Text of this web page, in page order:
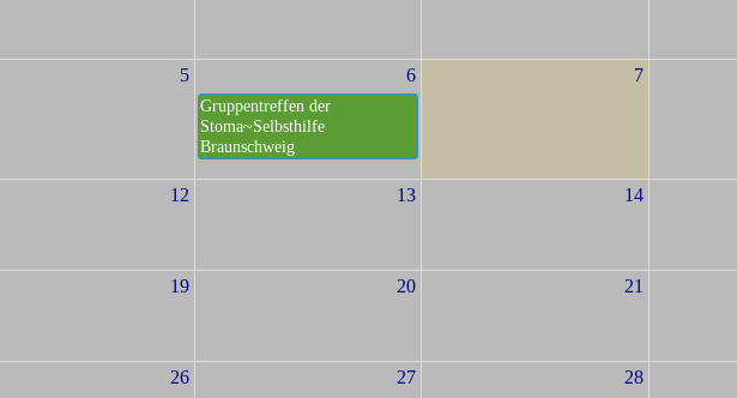
5 6
Gruppentreffen der
Stoma~Selbsthilfe
Braunschweig
7
12 13 14
19 20 21
26 27 28